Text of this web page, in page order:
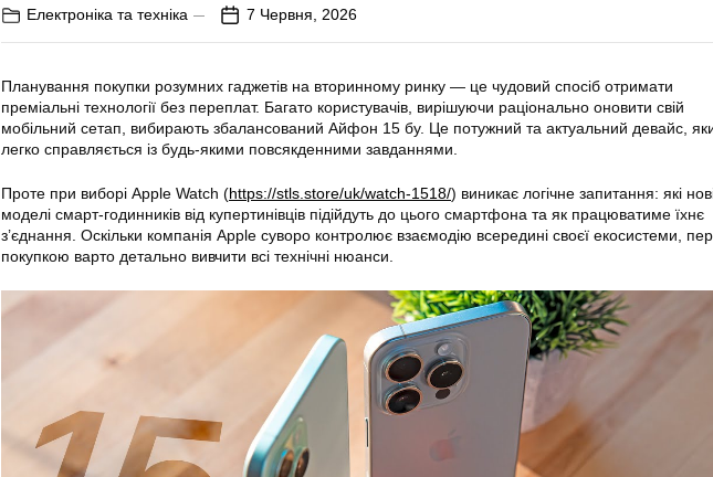
Електроніка та техніка 7 Червня, 2026
Планування покупки розумних гаджетів на вторинному ринку — це чудовий спосіб отримати
преміальні технології без переплат. Багато користувачів, вирішуючи раціонально оновити свій
мобільний сетап, вибирають збалансований Айфон 15 бу. Це потужний та актуальний девайс,
легко справляється із будь-якими повсякденними завданнями.
Проте при виборі Apple Watch (https://stls.store/uk/watch-1518/) виникає логічне запитання: які
моделі смарт-годинників від купертинівців підійдуть до цього смартфона та як працюватиме їхнє
з’єднання. Оскільки компанія Apple суворо контролює взаємодію всередині своєї екосистеми,
покупкою варто детально вивчити всі технічні нюанси.